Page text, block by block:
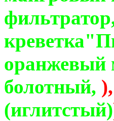
оранжевый
болотный,
(иглитстый)